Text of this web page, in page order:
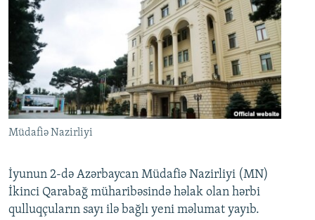
VIDEO
FOTOQALEREYA
İNFOQRAFIKA
KARIKATURA
RADIO ARXIV
OXU ZALI
AZƏRBAYCAN ƏDƏBIYYATI KITABXANASI
İSLAM VƏ DEMOKRATIYA
HAQQIMIZDA
MISSIYAMIZ
PEŞƏ ETIKASI VƏ JURNALISTIKA STANDARTLARIMIZ
BIZIMLƏ ƏLAQƏ
XƏBƏR BÜLLETENLƏRIMIZ
BIZI IZLƏ
Müdafiə Nazirliyi
İyunun 2-də Azərbaycan Müdafiə Nazirliyi (MN)
İkinci Qarabağ müharibəsində həlak olan hərbi
qulluqçuların sayı ilə bağlı yeni məlumat yayıb.